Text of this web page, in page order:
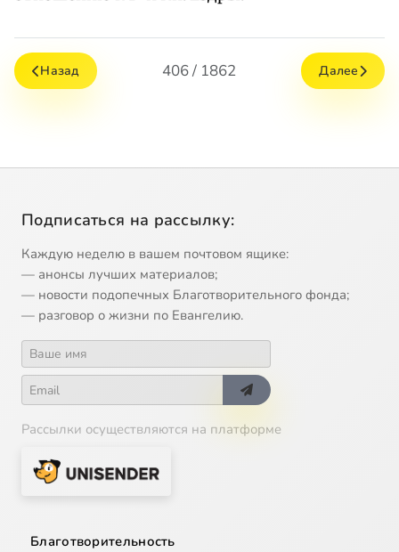
Назад 406 / 1862 Далее
Подписаться на рассылку:
Каждую неделю в вашем почтовом ящике:
— анонсы лучших материалов;
— новости подопечных Благотворительного фонда;
— разговор о жизни по Евангелию.
Рассылки осуществляются на платформе
Благотворительность